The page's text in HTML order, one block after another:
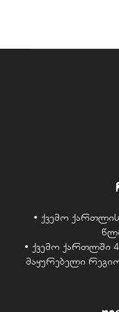
• ქვემო
• ქვემო ქართლში
მაყურებელი